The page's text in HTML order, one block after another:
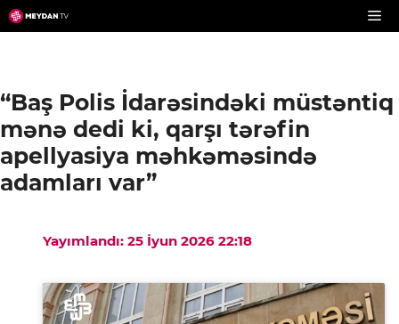
Skip
to
“Baş Polis İdarəsindəki müstəntiq
mənə dedi ki, qarşı tərəfin
apellyasiya məhkəməsində
adamları var”
Yayımlandı: 25 İyun 2026 22:18